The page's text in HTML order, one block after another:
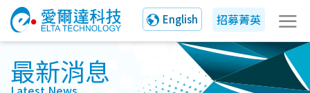
English 招募菁英
最新消息